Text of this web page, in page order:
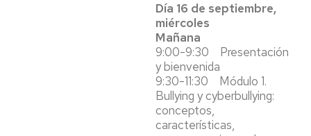
Día 16 de septiembre,
miércoles
Mañana
9:00-9:30 Presentación
y bienvenida
9:30-11:30 Módulo 1.
Bullying y cyberbullying:
conceptos,
características,